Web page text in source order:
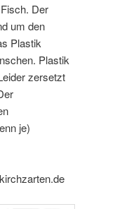
Der
um den
Plastik
Plastik
zersetzt
je)